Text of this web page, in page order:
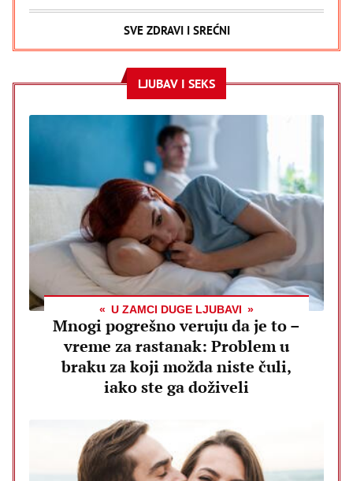
SVE ZDRAVI I SREĆNI
LJUBAV I SEKS
U ZAMCI DUGE LJUBAVI
Mnogi pogrešno veruju da je to –
vreme za rastanak: Problem u
braku za koji možda niste čuli,
iako ste ga doživeli